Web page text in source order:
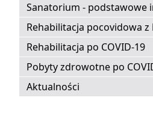
Sanatorium - podstawowe
Rehabilitacja pocovidowa z
Rehabilitacja po COVID-19
Pobyty zdrowotne po
Aktualności